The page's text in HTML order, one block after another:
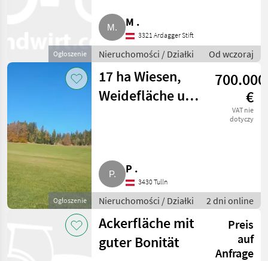
dealerów
drobne
Ogłoszenie
M .
3321 Ardagger Stift
Nieruchomości / Działki Od wczoraj
Ogłoszenie
17 ha Wiesen,
Weidefläche und
700.000
€
VAT nie
dotyczy
P .
3430 Tulln
Nieruchomości / Działki 2 dni online
Ackerfläche mit
guter Bonität
Preis
auf
Anfrage